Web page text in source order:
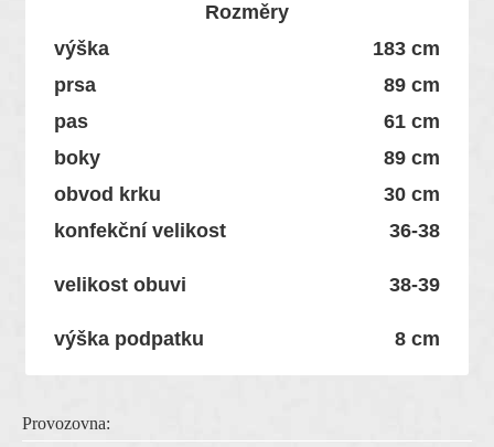
Rozměry
výška
183 cm
prsa
89 cm
pas
61 cm
boky
89 cm
obvod krku
30 cm
konfekční velikost
36-38
velikost obuvi 38-39
výška podpatku 8 cm
Provozovna: